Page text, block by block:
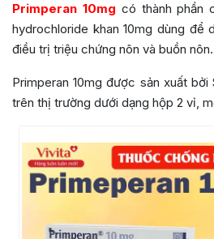
Primperan 10mg có thành phần
hydrochloride khan 10mg dùng để
điều trị triệu chứng nôn và buồn nôn.
Primperan 10mg được sản xuất
trên thị trường dưới dạng hộp 2 vỉ,